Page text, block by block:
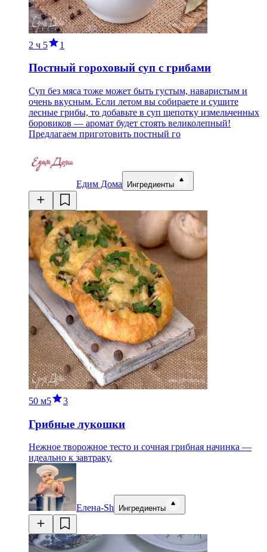
2 ч 5 1
Постный гороховый суп с грибами
Суп без мяса тоже может быть густым, наваристым и
очень вкусным. Если летом вы собираете и сушите
лесные грибы, то добавьте в суп щепотку измельченных
боровиков — аромат будет стоять великолепный!
Предлагаем приготовить постный го
Едим Дома Ингредиенты
50 м5 3
Грибные лукошки
Нежное творожное тесто и сочная грибная начинка —
идеально к завтраку.
Елена-Sh Ингредиенты